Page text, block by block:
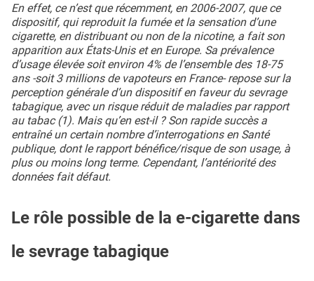
En effet, ce n’est que récemment, en 2006-2007, que ce
dispositif, qui reproduit la fumée et la sensation d’une
cigarette, en distribuant ou non de la nicotine, a fait son
apparition aux États-Unis et en Europe. Sa prévalence
d’usage élevée soit environ 4% de l’ensemble des 18-75
ans -soit 3 millions de vapoteurs en France- repose sur la
perception générale d’un dispositif en faveur du sevrage
tabagique, avec un risque réduit de maladies par rapport
au tabac (1). Mais qu’en est-il ? Son rapide succès a
entraîné un certain nombre d’interrogations en Santé
publique, dont le rapport bénéfice/risque de son usage, à
plus ou moins long terme. Cependant, l’antériorité des
données fait défaut.
Le rôle possible de la e-cigarette dans
le sevrage tabagique